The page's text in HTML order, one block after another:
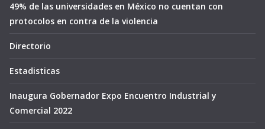
49% de las universidades en México no cuentan con
protocolos en contra de la violencia
Directorio
Estadisticas
Inaugura Gobernador Expo Encuentro Industrial y
Comercial 2022